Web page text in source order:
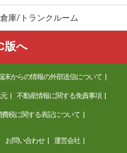
倉庫/トランクルーム
版へ
末からの情報の外部送信について
不動産情報に関する免責事項
費税に関する表記について
お問い合わせ 運営会社